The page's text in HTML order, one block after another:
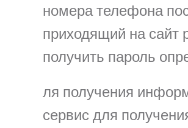
номера телефона
приходящий на сайт
получить пароль
ля получения
сервис для